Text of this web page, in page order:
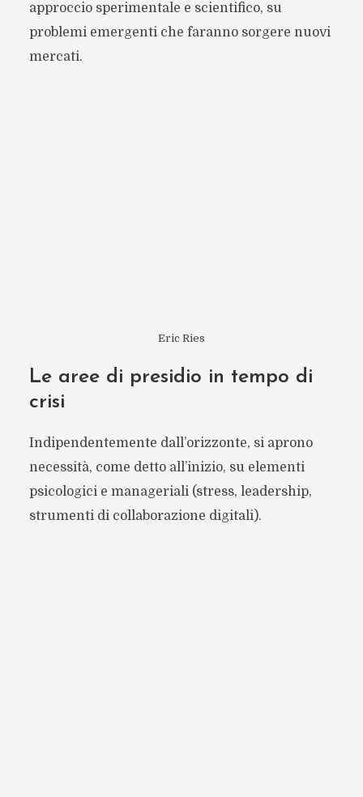
approccio sperimentale e scientifico, su
problemi emergenti che faranno sorgere nuovi
mercati.
Eric Ries
Le aree di presidio in tempo di
crisi
Indipendentemente dall’orizzonte, si aprono
necessità, come detto all’inizio, su elementi
psicologici e manageriali (stress, leadership,
strumenti di collaborazione digitali).